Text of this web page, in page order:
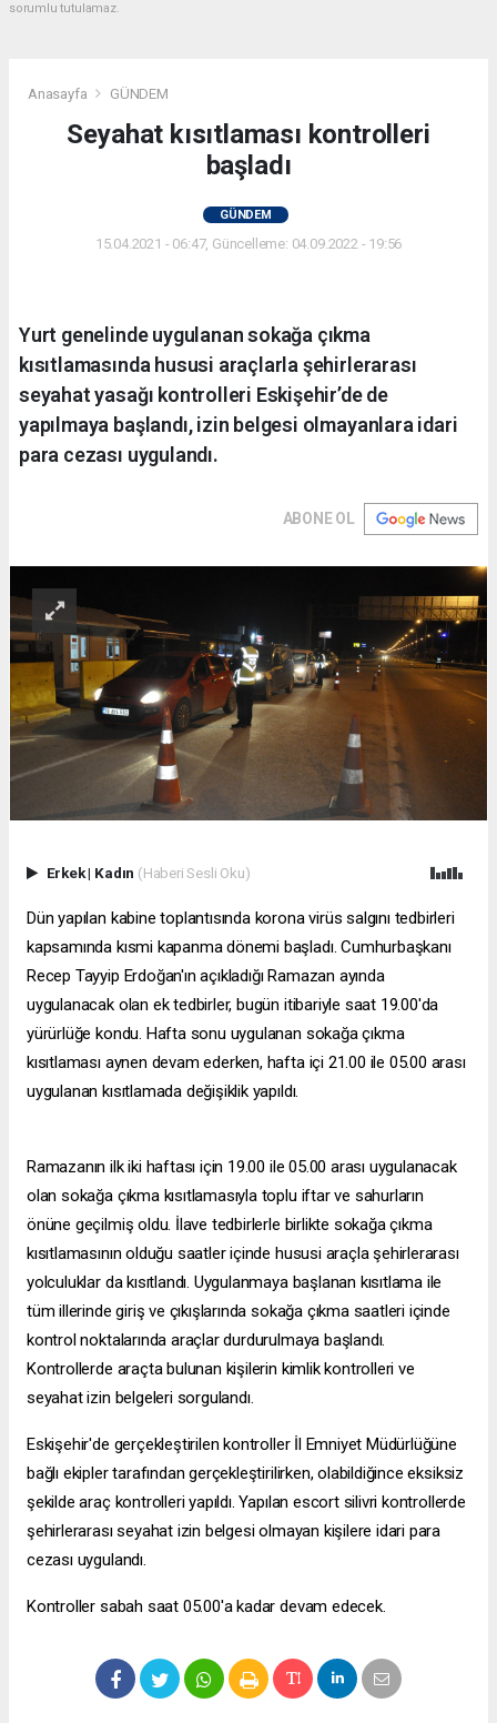
sorumlu tutulamaz.
Anasayfa GÜNDEM
Seyahat kısıtlaması kontrolleri
başladı
GÜNDEM
15.04.2021 - 06:47, Güncelleme: 04.09.2022 - 19:56
Yurt genelinde uygulanan sokağa çıkma
kısıtlamasında hususi araçlarla şehirlerarası
seyahat yasağı kontrolleri Eskişehir’de de
yapılmaya başlandı, izin belgesi olmayanlara idari
para cezası uygulandı.
ABONE OL
Erkek| Kadın (Haberi Sesli Oku)
Dün yapılan kabine toplantısında korona virüs salgını tedbirleri
kapsamında kısmi kapanma dönemi başladı. Cumhurbaşkanı
Recep Tayyip Erdoğan'ın açıkladığı Ramazan ayında
uygulanacak olan ek tedbirler, bugün itibariyle saat 19.00'da
yürürlüğe kondu. Hafta sonu uygulanan sokağa çıkma
kısıtlaması aynen devam ederken, hafta içi 21.00 ile 05.00 arası
uygulanan kısıtlamada değişiklik yapıldı.
Ramazanın ilk iki haftası için 19.00 ile 05.00 arası uygulanacak
olan sokağa çıkma kısıtlamasıyla toplu iftar ve sahurların
önüne geçilmiş oldu. İlave tedbirlerle birlikte sokağa çıkma
kısıtlamasının olduğu saatler içinde hususi araçla şehirlerarası
yolculuklar da kısıtlandı. Uygulanmaya başlanan kısıtlama ile
tüm illerinde giriş ve çıkışlarında sokağa çıkma saatleri içinde
kontrol noktalarında araçlar durdurulmaya başlandı.
Kontrollerde araçta bulunan kişilerin kimlik kontrolleri ve
seyahat izin belgeleri sorgulandı.
Eskişehir'de gerçekleştirilen kontroller İl Emniyet Müdürlüğüne
bağlı ekipler tarafından gerçekleştirilirken, olabildiğince eksiksiz
şekilde araç kontrolleri yapıldı. Yapılan escort silivri kontrollerde
şehirlerarası seyahat izin belgesi olmayan kişilere idari para
cezası uygulandı.
Kontroller sabah saat 05.00'a kadar devam edecek.